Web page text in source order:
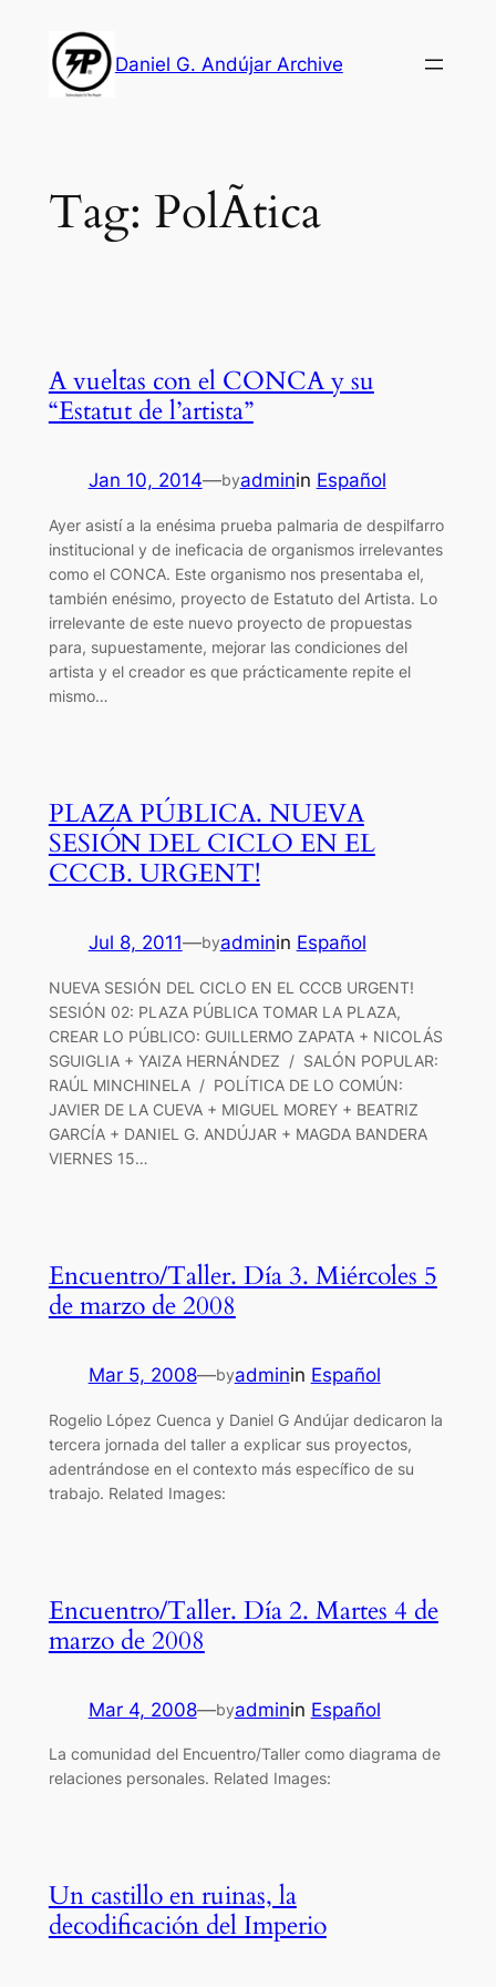
content
Daniel G. Andújar Archive
Tag: PolÃ­tica
A vueltas con el CONCA y su
“Estatut de l’artista”
Jan 10, 2014—byadminin Español
Ayer asistí a la enésima prueba palmaria de despilfarro
institucional y de ineficacia de organismos irrelevantes
como el CONCA. Este organismo nos presentaba el,
también enésimo, proyecto de Estatuto del Artista. Lo
irrelevante de este nuevo proyecto de propuestas
para, supuestamente, mejorar las condiciones del
artista y el creador es que prácticamente repite el
mismo…
PLAZA PÚBLICA. NUEVA
SESIÓN DEL CICLO EN EL
CCCB. URGENT!
Jul 8, 2011—byadminin Español
NUEVA SESIÓN DEL CICLO EN EL CCCB URGENT!
SESIÓN 02: PLAZA PÚBLICA TOMAR LA PLAZA,
CREAR LO PÚBLICO: GUILLERMO ZAPATA + NICOLÁS
SGUIGLIA + YAIZA HERNÁNDEZ / SALÓN POPULAR:
RAÚL MINCHINELA / POLÍTICA DE LO COMÚN:
JAVIER DE LA CUEVA + MIGUEL MOREY + BEATRIZ
GARCÍA + DANIEL G. ANDÚJAR + MAGDA BANDERA
VIERNES 15…
Encuentro/Taller. Día 3. Miércoles 5
de marzo de 2008
Mar 5, 2008—byadminin Español
Rogelio López Cuenca y Daniel G Andújar dedicaron la
tercera jornada del taller a explicar sus proyectos,
adentrándose en el contexto más específico de su
trabajo. Related Images:
Encuentro/Taller. Día 2. Martes 4 de
marzo de 2008
Mar 4, 2008—byadminin Español
La comunidad del Encuentro/Taller como diagrama de
relaciones personales. Related Images:
Un castillo en ruinas, la
decodificación del Imperio